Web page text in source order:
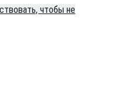
чтобы не